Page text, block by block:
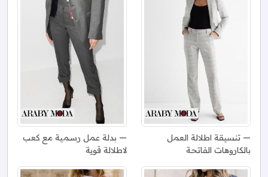
تنسيقة اطلالة العمل
بالكاروهات الفاتحة
بدلة عمل رسمية مع كعب
لاطلالة قوية